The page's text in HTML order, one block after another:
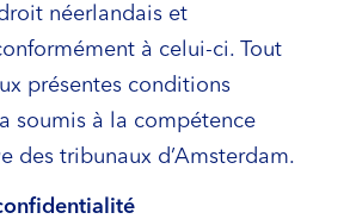
néerlandais et
à celui-ci. Tout
présentes conditions
soumis à la compétence
des tribunaux d’Amsterdam.